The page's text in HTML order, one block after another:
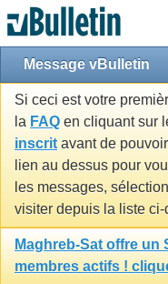
Message vBulletin
Si ceci est votre
la FAQ en cliquant sur
inscrit avant de
lien au dessus pour
les messages,
visiter depuis la liste ci-
Maghreb-Sat offre un
membres actifs !